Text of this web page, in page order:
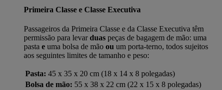
Primeira Classe e Classe Executiva
Passageiros da Primeira Classe e da Classe Executiva têm
permissão para levarduas peças de bagagem de mão: uma
pasta e uma bolsa de mão ou um porta-terno, todos sujeitos
aos seguintes limites de tamanho e peso:
Pasta: 45 x 35 x 20 cm (18 x 14 x 8 polegadas)
Bolsa de mão: 55 x 38 x 22 cm (22 x 15 x 8 polegadas)